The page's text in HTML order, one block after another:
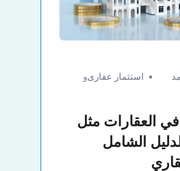
استثمار عقارىو
العقارات مثل
الشامل